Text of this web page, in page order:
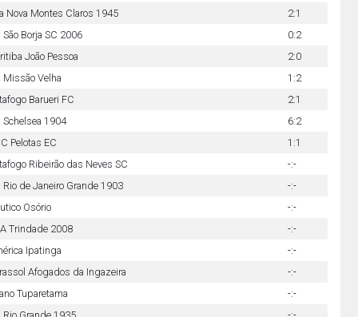
Nova Montes Claros 1945
2:1
São Borja SC 2006
0:2
João Pessoa
2:0
Missão Velha
1:2
Barueri FC
2:1
Schelsea 1904
6:2
Pelotas EC
1:1
Ribeirão das Neves SC
-:-
Rio de Janeiro Grande 1903
-:-
Osório
-:-
Trindade 2008
-:-
Ipatinga
-:-
Afogados da Ingazeira
-:-
Tuparetama
-:-